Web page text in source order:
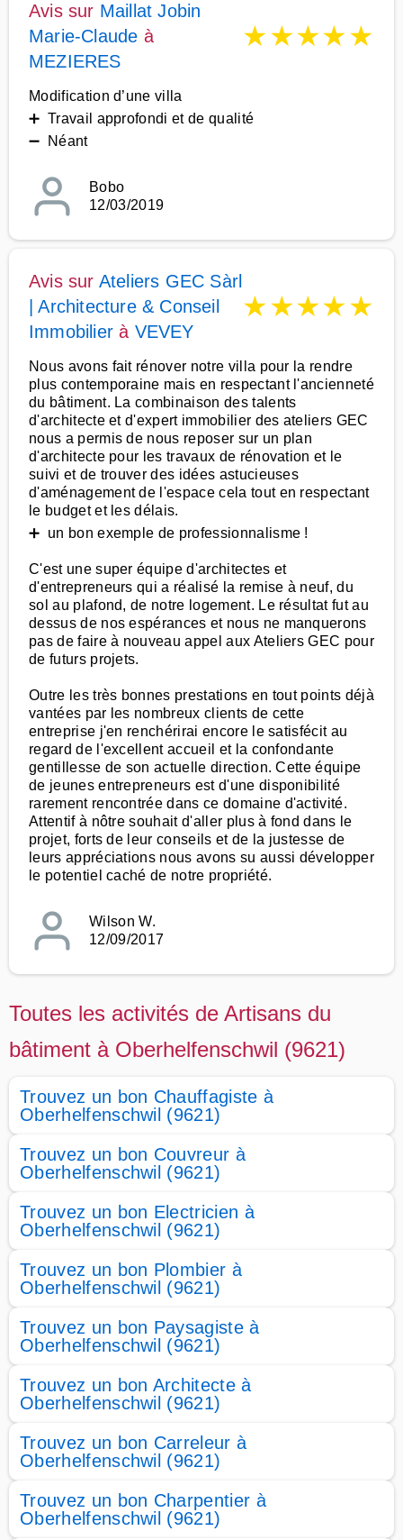
Avis sur Maillat Jobin
Marie-Claude à
MEZIERES
★★★★★
Modification d’une villa
➕ Travail approfondi et de qualité
➖ Néant
Bobo
12/03/2019
Avis sur Ateliers GEC Sàrl
| Architecture & Conseil
Immobilier à VEVEY
★★★★★
Nous avons fait rénover notre villa pour la rendre
plus contemporaine mais en respectant l'ancienneté
du bâtiment. La combinaison des talents
d'architecte et d'expert immobilier des ateliers GEC
nous a permis de nous reposer sur un plan
d'architecte pour les travaux de rénovation et le
suivi et de trouver des idées astucieuses
d'aménagement de l'espace cela tout en respectant
le budget et les délais.
➕ un bon exemple de professionnalisme !
C'est une super équipe d'architectes et
d'entrepreneurs qui a réalisé la remise à neuf, du
sol au plafond, de notre logement. Le résultat fut au
dessus de nos espérances et nous ne manquerons
pas de faire à nouveau appel aux Ateliers GEC pour
de futurs projets.
Outre les très bonnes prestations en tout points déjà
vantées par les nombreux clients de cette
entreprise j'en renchérirai encore le satisfécit au
regard de l'excellent accueil et la confondante
gentillesse de son actuelle direction. Cette équipe
de jeunes entrepreneurs est d'une disponibilité
rarement rencontrée dans ce domaine d'activité.
Attentif à nôtre souhait d'aller plus à fond dans le
projet, forts de leur conseils et de la justesse de
leurs appréciations nous avons su aussi développer
le potentiel caché de notre propriété.
Wilson W.
12/09/2017
Toutes les activités de Artisans du
bâtiment à Oberhelfenschwil (9621)
Trouvez un bon Chauffagiste à
Oberhelfenschwil (9621)
Trouvez un bon Couvreur à
Oberhelfenschwil (9621)
Trouvez un bon Electricien à
Oberhelfenschwil (9621)
Trouvez un bon Plombier à
Oberhelfenschwil (9621)
Trouvez un bon Paysagiste à
Oberhelfenschwil (9621)
Trouvez un bon Architecte à
Oberhelfenschwil (9621)
Trouvez un bon Carreleur à
Oberhelfenschwil (9621)
Trouvez un bon Charpentier à
Oberhelfenschwil (9621)